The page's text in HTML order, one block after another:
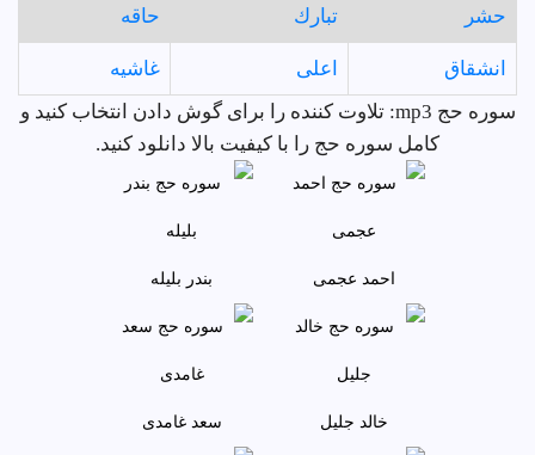
حشر تبارك حاقه
انشقاق اعلى
غاشيه
سوره حج mp3: تلاوت کننده را برای گوش دادن انتخاب کنید و
کامل سوره حج را با کیفیت بالا دانلود کنید.
احمد عجمى بندر بليله
خالد جليل سعد غامدی